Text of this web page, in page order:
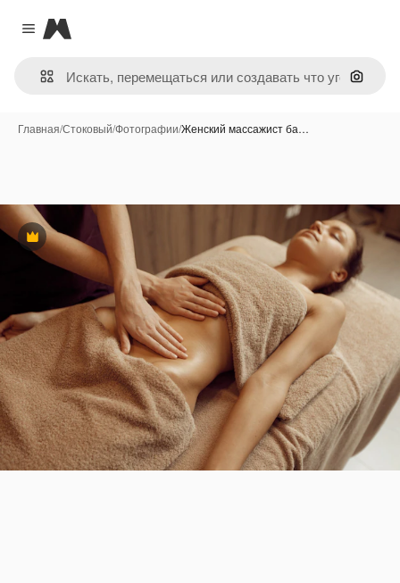
Close menu
Magnific
Поиск
Главная/Стоковый/Фотографии/Женский массажист ба…
Премиум